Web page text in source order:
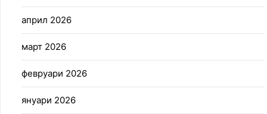
април 2026
март 2026
февруари 2026
януари 2026